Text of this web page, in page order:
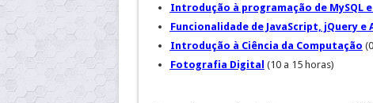
Introdução à programação de MySQL e
Funcionalidade de JavaScript, jQuery e
Introdução à Ciência da Computação
Fotografia Digital (10 a 15 horas)